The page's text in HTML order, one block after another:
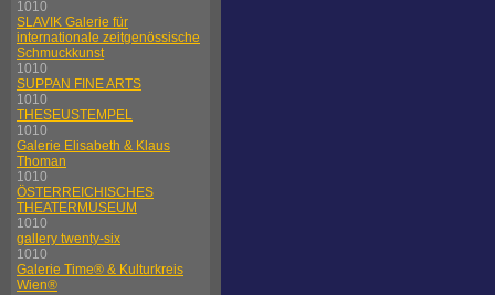
1010
SLAVIK Galerie für
internationale zeitgenössische
Schmuckkunst
1010
SUPPAN FINE ARTS
1010
THESEUSTEMPEL
1010
Galerie Elisabeth & Klaus
Thoman
1010
ÖSTERREICHISCHES
THEATERMUSEUM
1010
gallery twenty-six
1010
Galerie Time® & Kulturkreis
Wien®